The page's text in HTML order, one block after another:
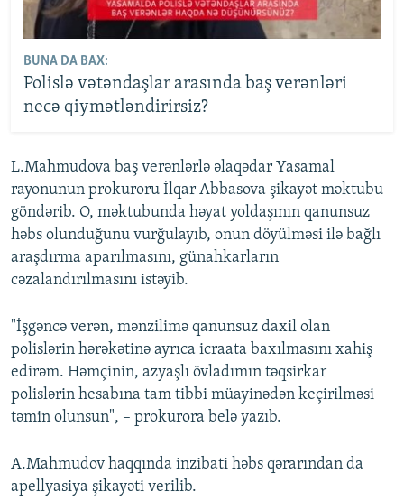
BUNA DA BAX:
Polislə vətəndaşlar arasında baş verənləri
necə qiymətləndirirsiz?
L.Mahmudova baş verənlərlə əlaqədar Yasamal
rayonunun prokuroru İlqar Abbasova şikayət məktubu
göndərib. O, məktubunda həyat yoldaşının qanunsuz
həbs olunduğunu vurğulayıb, onun döyülməsi ilə bağlı
araşdırma aparılmasını, günahkarların
cəzalandırılmasını istəyib.
"İşgəncə verən, mənzilimə qanunsuz daxil olan
polislərin hərəkətinə ayrıca icraata baxılmasını xahiş
edirəm. Həmçinin, azyaşlı övladımın təqsirkar
polislərin hesabına tam tibbi müayinədən keçirilməsi
təmin olunsun", – prokurora belə yazıb.
A.Mahmudov haqqında inzibati həbs qərarından da
apellyasiya şikayəti verilib.